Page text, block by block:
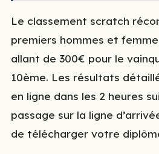
Le classement scratch
premiers hommes et
allant de 300€ pour le
10ème. Les résultats
en ligne dans les 2 heures
passage sur la ligne
de télécharger votre